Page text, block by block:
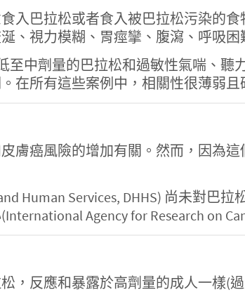
入巴拉松或者食入被巴拉松污染的
、視力模糊、胃痙攣、腹瀉、呼吸
至中劑量的巴拉松和過敏性氣喘、
在所有這些案例中，相關性很薄弱
膚癌風險的增加有關。然而，因為
Human Services, DHHS) 尚未對巴
Agency for Research on
，反應和暴露於高劑量的成人一樣(